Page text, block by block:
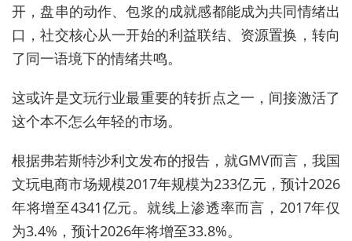
开，盘串的动作、包浆的成就感都能成为共同情绪出
口，社交核心从一开始的利益联结、资源置换，转向
了同一语境下的情绪共鸣。
这或许是文玩行业最重要的转折点之一，间接激活了
这个本不怎么年轻的市场。
根据弗若斯特沙利文发布的报告，就GMV而言，我国
文玩电商市场规模2017年规模为233亿元，预计2026
年将增至4341亿元。就线上渗透率而言，2017年仅
为3.4%，预计2026年将增至33.8%。